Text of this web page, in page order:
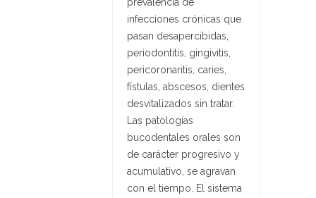
infecciones crónicas que
pasan desapercibidas,
periodontitis, gingivitis,
pericoronaritis, caries,
fístulas, abscesos, dientes
desvitalizados sin tratar.
Las patologías
bucodentales orales son
de carácter progresivo y
acumulativo, se agravan
con el tiempo. El sistema